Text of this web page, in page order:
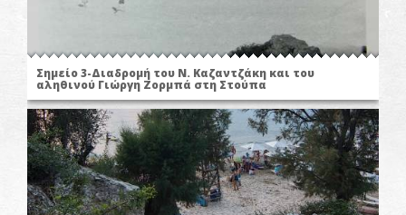
Σημείο 3-Διαδρομή του Ν. Καζαντζάκη και του
αληθινού Γιώργη Ζορμπά στη Στούπα